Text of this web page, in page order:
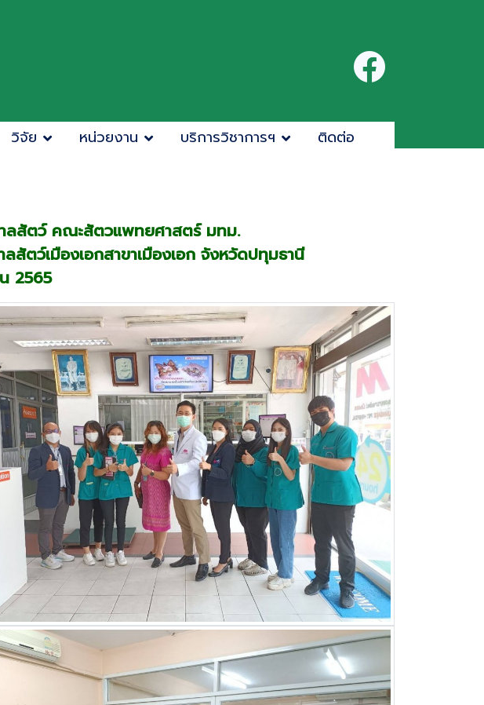
วิจัย หน่วยงาน บริการวิชาการฯ ติดต่อ
ลสัตว์ คณะสัตวแพทยศาสตร์ มทม.
ตว์เมืองเอกสาขาเมืองเอก จังหวัดปทุมธานี
2565